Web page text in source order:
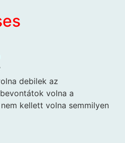
debilek az
volna a
kellett volna semmilyen